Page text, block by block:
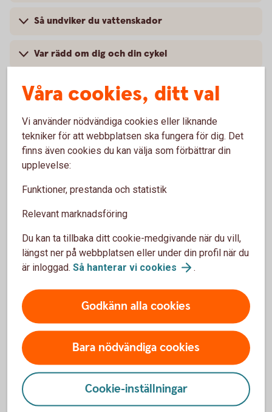
Så undviker du vattenskador
Var rädd om dig och din cykel
Skaffa hemförsäkring hyresrätt
Via internetbanken
Logga in, få ett försäkringsförslag och teckna din
Ring oss gällande försäkring för hyresrätt
Ring 0514 - 587 00
Försäkringar
Våra cookies, ditt val
Vi använder nödvändiga cookies eller liknande
tekniker för att webbplatsen ska fungera för dig. Det
finns även cookies du kan välja som förbättrar din
upplevelse:
Funktioner, prestanda och statistik
Relevant marknadsföring
Du kan ta tillbaka ditt cookie-medgivande när du vill,
längst ner på webbplatsen eller under din profil när du
är inloggad. Så hanterar vi cookies .
Godkänn alla cookies
Bara nödvändiga cookies
Cookie-inställningar